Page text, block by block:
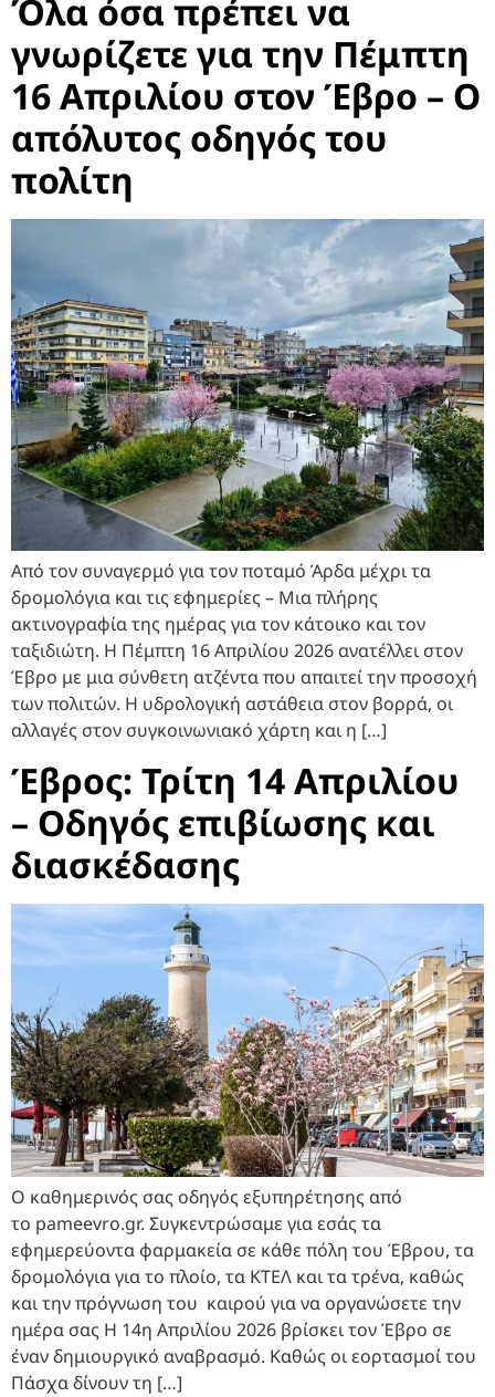
Όλα όσα πρέπει να
γνωρίζετε για την Πέμπτη
16 Απριλίου στον Έβρο – Ο
απόλυτος οδηγός του
πολίτη
Από τον συναγερμό για τον ποταμό Άρδα μέχρι τα
δρομολόγια και τις εφημερίες – Μια πλήρης
ακτινογραφία της ημέρας για τον κάτοικο και τον
ταξιδιώτη. Η Πέμπτη 16 Απριλίου 2026 ανατέλλει στον
Έβρο με μια σύνθετη ατζέντα που απαιτεί την προσοχή
των πολιτών. Η υδρολογική αστάθεια στον βορρά, οι
αλλαγές στον συγκοινωνιακό χάρτη και η […]
Έβρος: Τρίτη 14 Απριλίου
– Οδηγός επιβίωσης και
διασκέδασης
Ο καθημερινός σας οδηγός εξυπηρέτησης από
το pameevro.gr. Συγκεντρώσαμε για εσάς τα
εφημερεύοντα φαρμακεία σε κάθε πόλη του Έβρου, τα
δρομολόγια για το πλοίο, τα ΚΤΕΛ και τα τρένα, καθώς
και την πρόγνωση του καιρού για να οργανώσετε την
ημέρα σας Η 14η Απριλίου 2026 βρίσκει τον Έβρο σε
έναν δημιουργικό αναβρασμό. Καθώς οι εορτασμοί του
Πάσχα δίνουν τη […]